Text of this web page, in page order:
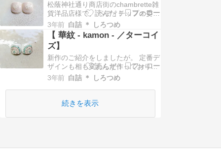
松蔭神社通り商店街のchambrette雑
貨洋品店様で、 ペディチップの委託
販売中です！ 委託させて頂いている
作品を順不同でご紹介しておりま
す。 今回は前回に引き続き天然石シ
リーズ（？）で。 【 春雪 -
syunsetu - 】 ホワイトラブラドライ
ドをとにかくたくさん載せた…
3年前 白詰 ＊ しろつめ
【 華紋 - kamon - ／ターコイ
ズ】
新作のご紹介をしましたが。 定番デ
ザインも相も変わらず作っておりま
す。 【 華紋 - kamon - ／ターコイ
ります。 他の人はあんまり作らない
然石のさざれは砕いて選別をして、
3年前 白詰 ＊ しろつめ
続きを表示